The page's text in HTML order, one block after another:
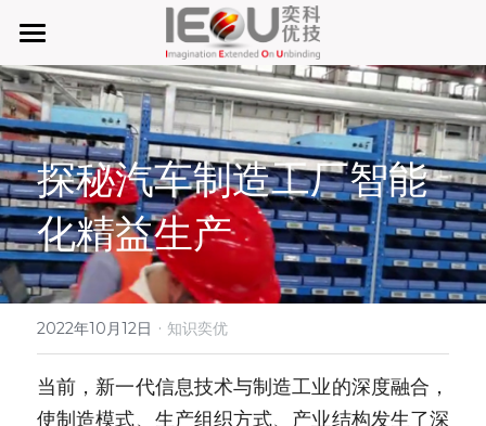
首页
微仓
D系微仓（热销）
产品与服务
单元智能化
单元智慧化
6S精益管理必备品
行业应用及案列
MRO工业物料智能化管理
手机平板智能存储
关于奕优
公司介绍
搜索
探秘汽车制造工厂智能
化精益生产
2022年10月12日 · 知识奕优
当前，新一代信息技术与制造工业的深度融合，
使制造模式、生产组织方式、产业结构发生了深